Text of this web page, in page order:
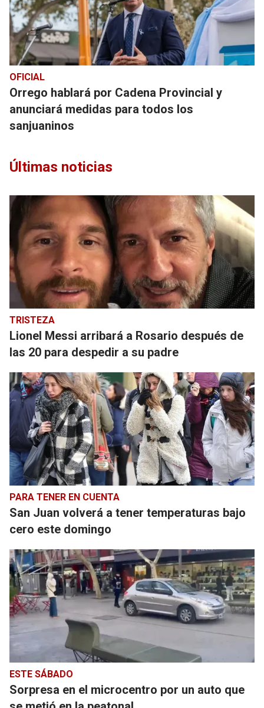
OFICIAL
Orrego hablará por Cadena Provincial y
anunciará medidas para todos los
sanjuaninos
Últimas noticias
TRISTEZA
Lionel Messi arribará a Rosario después de
las 20 para despedir a su padre
PARA TENER EN CUENTA
San Juan volverá a tener temperaturas bajo
cero este domingo
ESTE SÁBADO
Sorpresa en el microcentro por un auto que